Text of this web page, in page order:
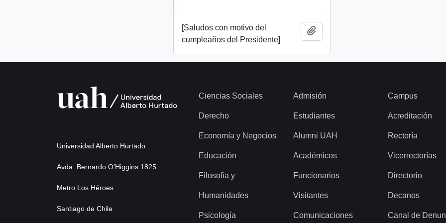
[Saludos con motivo del
cumpleaños del Presidente]
Universidad Alberto Hurtado
Avda. Bernardo O’Higgins 1825
Metro Los Héroes
Santiago de Chile
Ciencias Sociales
Derecho
Economía y Negocios
Educación
Filosofía y
Humanidades
Psicología
Admisión
Estudiantes
Alumni UAH
Académicos
Funcionarios
Visitantes
Comunicaciones
Campus
Acreditación
Rectoría
Vicerrectorías
Directorio
Decanos
Canal de